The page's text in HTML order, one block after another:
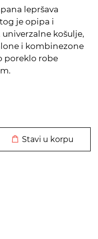
lepršava
je opipa i
košulje,
i kombinezone
poreklo robe
Stavi u korpu